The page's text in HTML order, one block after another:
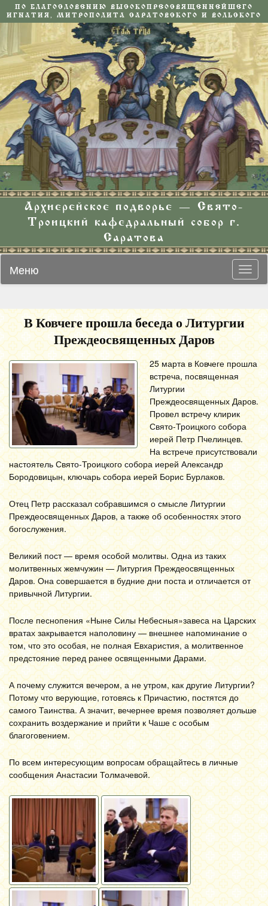
ПО БЛАГОСЛОВЕНИЮ ВЫСОКОПРЕОСВЯЩЕННЕЙШЕГО
ИГНАТИЯ, МИТРОПОЛИТА САРАТОВСКОГО И ВОЛЬСКОГО
Архиерейское подворье — Свято-
Троицкий кафедральный собор г.
Саратова
Меню
В Ковчеге прошла беседа о Литургии
Преждеосвященных Даров
25 марта в Ковчеге прошла
встреча, посвященная
Литургии
Преждеосвященных Даров.
Провел встречу клирик
Свято-Троицкого собора
иерей Петр Пчелинцев.
На встрече присутствовали
настоятель Свято-Троицкого собора иерей Александр
Бородовицын, ключарь собора иерей Борис Бурлаков.
Отец Петр рассказал собравшимся о смысле Литургии
Преждеосвященных Даров, а также об особенностях этого
богослужения.
Великий пост — время особой молитвы. Одна из таких
молитвенных жемчужин — Литургия Преждеосвященных
Даров. Она совершается в будние дни поста и отличается от
привычной Литургии.
После песнопения «Ныне Силы Небесныя»завеса на Царских
вратах закрывается наполовину — внешнее напоминание о
том, что это особая, не полная Евхаристия, а молитвенное
предстояние перед ранее освященными Дарами.
А почему служится вечером, а не утром, как другие Литургии?
Потому что верующие, готовясь к Причастию, постятся до
самого Таинства. А значит, вечернее время позволяет дольше
сохранить воздержание и прийти к Чаше с особым
благоговением.
По всем интересующим вопросам обращайтесь в личные
сообщения Анастасии Толмачевой.